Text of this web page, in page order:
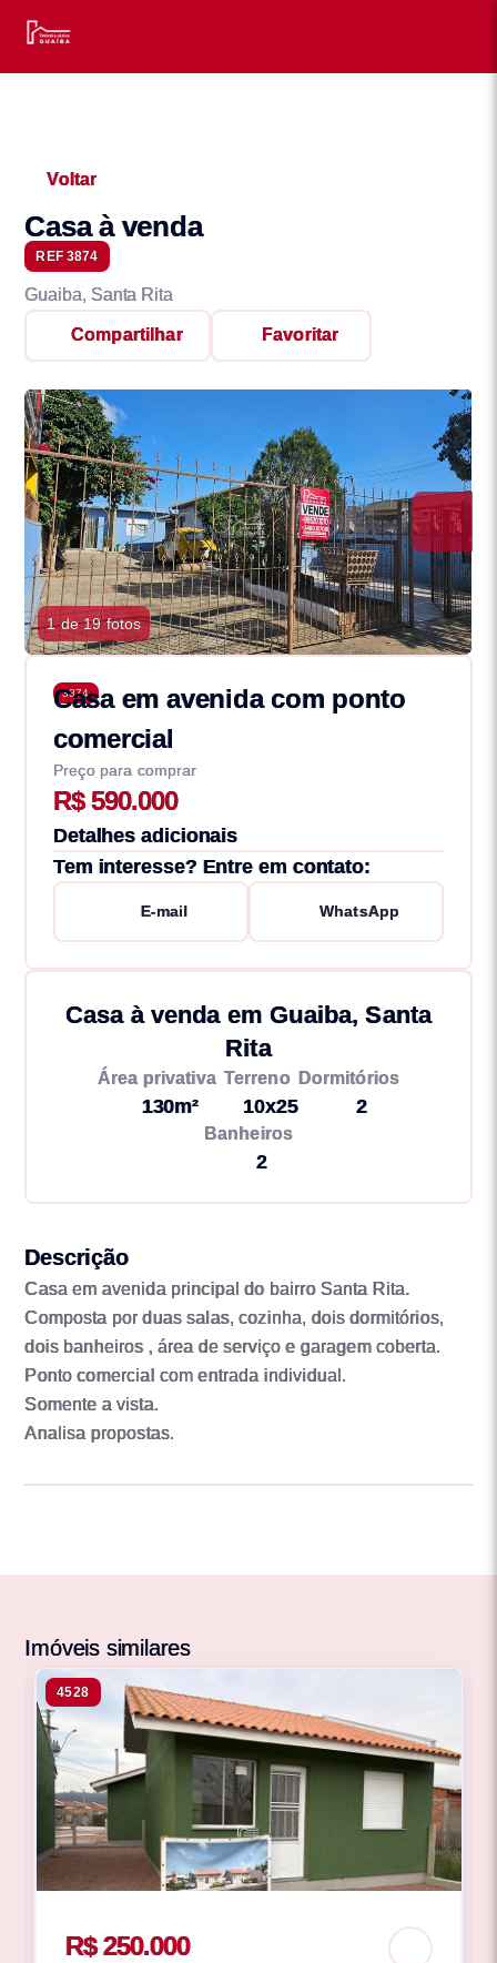
Voltar
Casa à venda
REF 3874
Guaiba, Santa Rita
Compartilhar Favoritar
1 de 19 fotos
3874
Casa em avenida com ponto
comercial
Preço para comprar
R$ 590.000
Detalhes adicionais
Tem interesse? Entre em contato:
E-mail WhatsApp
Casa à venda em Guaiba, Santa
Rita
Área privativa
130m²
Terreno
10x25
Dormitórios
2
Banheiros
2
Descrição
Casa em avenida principal do bairro Santa Rita.
Composta por duas salas, cozinha, dois dormitórios,
dois banheiros , área de serviço e garagem coberta.
Ponto comercial com entrada individual.
Somente a vista.
Analisa propostas.
Imóveis similares
4528
R$ 250.000